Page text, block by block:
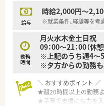
給与
時給2,000円～
※就業条件、経験等を考
勤務
時間
月火水木金土日祝
09：00～21：00（休
※上記のうち週4～5
※夕方からの勤務
＼ おすすめポイント ／
★週20時間以上の勤務よ
★子育て支援にも力を